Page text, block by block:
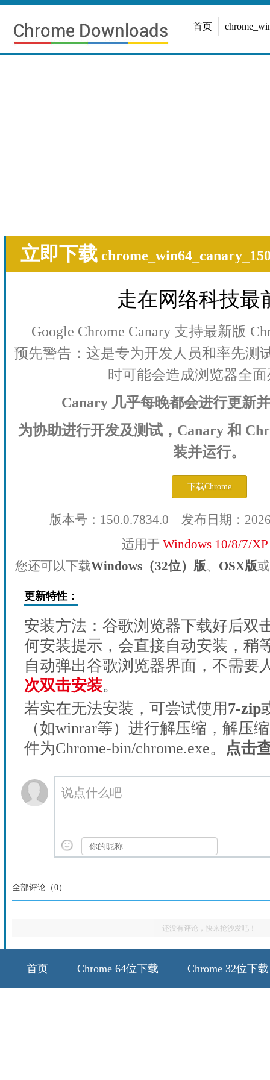
首页
立即下载
走在网络科技最
Google Chrome Canary 支持最新版
预先警告：这是专为开发人员和率先测
时可能会造成浏览器全
Canary 几乎每晚都会进行更新
为协助进行开发及测试，Canary 和
装并运行。
下载Chrome
版本号：150.0.7834.0 发布日期：
适用于 Windows 10/8/7/
您还可以下载Windows（32位）版、 OSX版或
更新特性：
安装方法：谷歌浏览器下载好后双
何安装提示，会直接自动安装，稍
自动弹出谷歌浏览器界面，不需要
次双击安装。
若实在无法安装，可尝试使用7-zip
（如winrar等）进行解压缩，解压
件为Chrome-bin/chrome.exe。
点击
说点什么吧
全部评论（0）
还没有评论，快来抢沙发吧！
首页 Chrome 64位下载 Chrome 32位下载